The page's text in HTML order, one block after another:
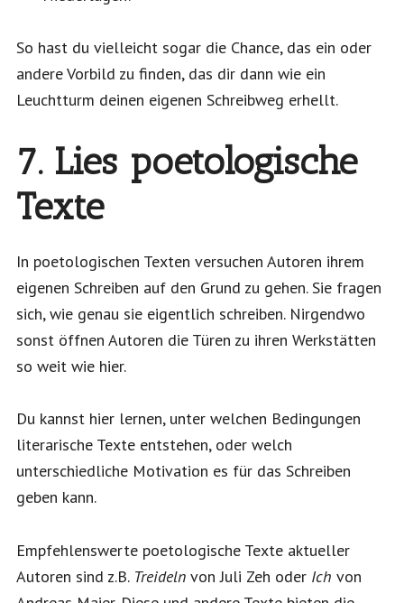
So hast du vielleicht sogar die Chance, das ein oder
andere Vorbild zu finden, das dir dann wie ein
Leuchtturm deinen eigenen Schreibweg erhellt.
7. Lies poetologische
Texte
In poetologischen Texten versuchen Autoren ihrem
eigenen Schreiben auf den Grund zu gehen. Sie fragen
sich, wie genau sie eigentlich schreiben. Nirgendwo
sonst öffnen Autoren die Türen zu ihren Werkstätten
so weit wie hier.
Du kannst hier lernen, unter welchen Bedingungen
literarische Texte entstehen, oder welch
unterschiedliche Motivation es für das Schreiben
geben kann.
Empfehlenswerte poetologische Texte aktueller
Autoren sind z.B. Treidelnvon Juli Zeh oder Ich von